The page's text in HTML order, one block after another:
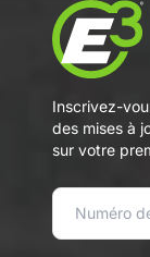
Inscrivez-
des mises à
sur votre